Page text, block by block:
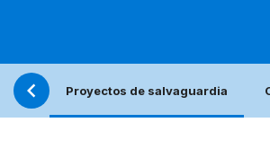
Proyectos de salvaguardia